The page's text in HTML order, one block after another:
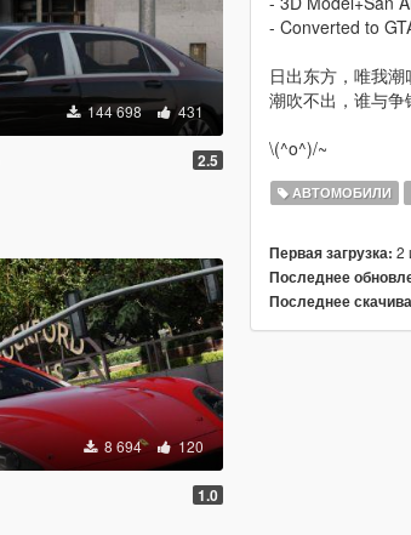
144 698 431
2.5
8 694 120
1.0
- Converted to
日出东方，唯我潮
潮吹不出，谁与争
\(^o^)/~
АВТОМОБИЛИ
Первая загрузка: 2
Последнее
Последнее